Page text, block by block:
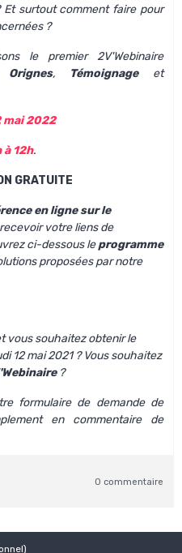
surtout comment faire pour
?
le premier 2V'Webinaire
Orignes, Témoignage et
mai 2022
à 12h.
GRATUITE
en ligne sur le
votre liens de
ci-dessous leprogramme
proposées par notre
vous souhaitez obtenir le
12 mai 2021 ? Vous souhaitez
?
formulaire de demande de
en commentaire de
0 commentaire